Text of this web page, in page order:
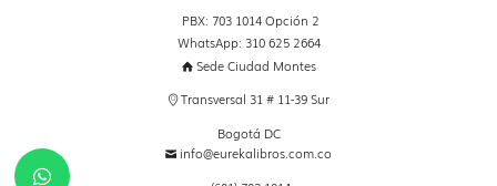
PBX: 703 1014 Opción 2
WhatsApp: 310 625 2664
Sede Ciudad Montes
Transversal 31 # 11-39 Sur
Bogotá DC
info@eurekalibros.com.co